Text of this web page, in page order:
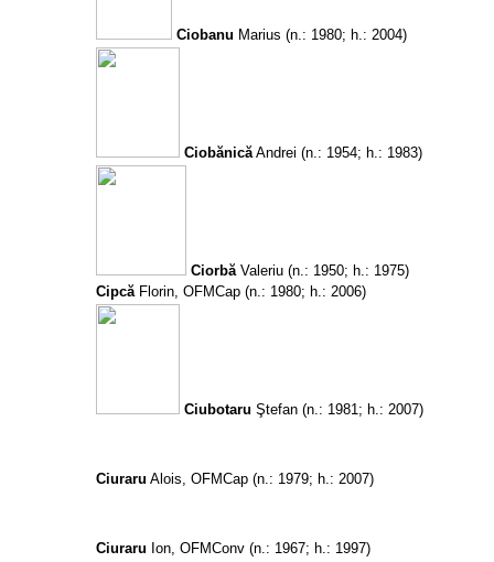
Ciobanu Marius (n.: 1980; h.: 2004)
CiobănicăAndrei (n.: 1954; h.: 1983)
CiorbăValeriu (n.: 1950; h.: 1975)
CipcăFlorin, OFMCap (n.: 1980; h.: 2006)
Ciubotaru Ştefan (n.: 1981; h.: 2007)
Ciuraru Alois, OFMCap(n.: 1979; h.: 2007)
Ciuraru Ion, OFMConv (n.: 1967; h.: 1997)